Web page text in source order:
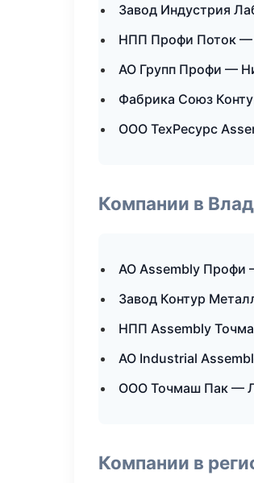
Завод Индустрия
НПП Профи Поток —
АО Групп Профи —
Фабрика Союз
ООО ТехРесурс
Компании в
АО Assembly Профи
Завод Контур
НПП Assembly
АО Industrial
ООО Точмаш Пак —
Компании в